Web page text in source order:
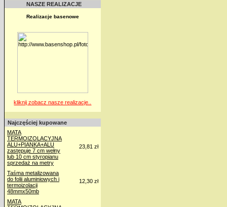
NASZE REALIZACJE
Realizacje basenowe
kliknij zobacz nasze realizacje..
Najczęściej kupowane
MATA
TERMOIZOLACYJNA
ALU+PIANKA+ALU
zastępuje 7 cm wełny
lub 10 cm styropianu
sprzedaż na metry
23,81 zł
Taśma metalizowana
do folii aluminiowych i
termoizolacji
48mmx50mb
12,30 zł
MATA